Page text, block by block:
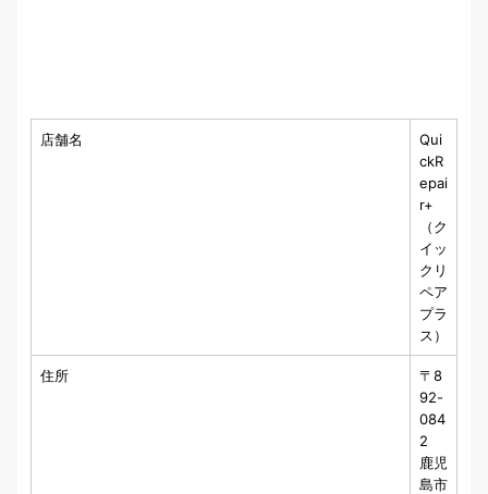
店舗名
Qui
ckR
epai
r+
（ク
イッ
クリ
ペア
プラ
ス）
住所
〒8
92-
084
2
鹿児
島市